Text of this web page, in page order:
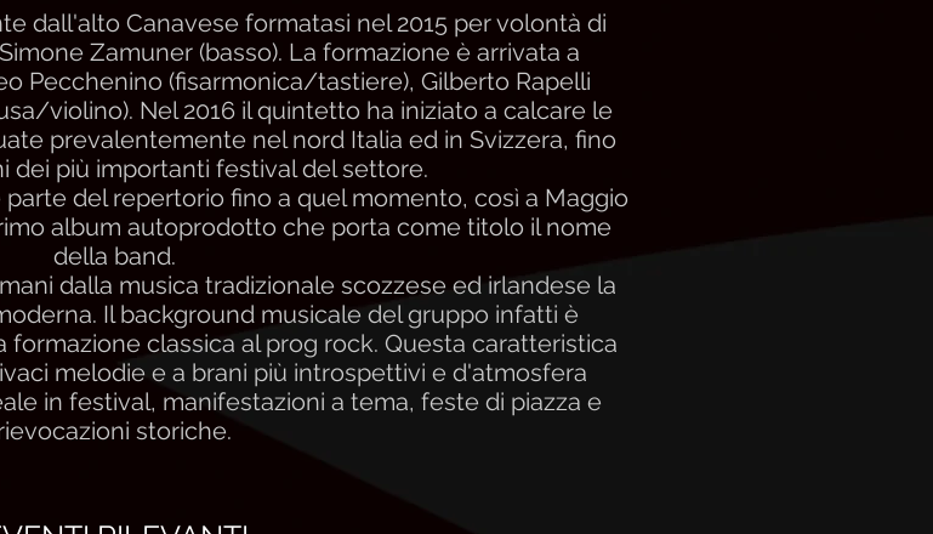
dall'alto Canavese formatasi nel 2015 per volontà di
Zamuner (basso). La formazione è arrivata a
Pecchenino (fisarmonica/tastiere), Gilberto Rapelli
violino). Nel 2016 il quintetto ha iniziato a calcare le
prevalentemente nel nord Italia ed in Svizzera, fino
dei più importanti festival del settore.
del repertorio fino a quel momento, così a Maggio
album autoprodotto che porta come titolo il nome
della band.
dalla musica tradizionale scozzese ed irlandese la
Il background musicale del gruppo infatti è
classica al prog rock. Questa caratteristica
melodie e a brani più introspettivi e d'atmosfera
in festival, manifestazioni a tema, feste di piazza e
storiche.